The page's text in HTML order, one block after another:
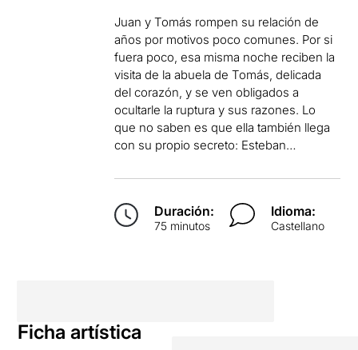
Juan y Tomás rompen su relación de
años por motivos poco comunes. Por si
fuera poco, esa misma noche reciben la
visita de la abuela de Tomás, delicada
del corazón, y se ven obligados a
ocultarle la ruptura y sus razones. Lo
que no saben es que ella también llega
con su propio secreto: Esteban…
Duración:
75 minutos
Idioma:
Castellano
Ficha artística